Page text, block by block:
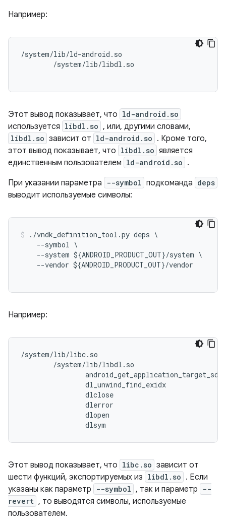
Например:
/system/lib/ld-android.so
        /system/lib/libdl.so
Этот вывод показывает, что ld-android.so
используется libdl.so , или, другими словами,
libdl.so зависит от ld-android.so . Кроме того,
этот вывод показывает, что libdl.so является
единственным пользователем ld-android.so .
При указании параметра
--symbol подкоманда deps
выводит используемые символы:
./vndk_definition_tool .py deps \
--symbol
--system ${ANDROID_PRODUCT_OUT}/system
--vendor ${ANDROID_PRODUCT_OUT}/vendor
Например:
/system/lib/libc.so
        /system/lib/libdl.so
                dl_unwind_find_exidx
                dlclose
                dlerror
                dlopen
                dlsym
Этот вывод показывает, что libc.so зависит от
шести функций, экспортируемых из libdl.so . Если
указаны как параметр
--symbol , так и параметр
--
revert , то выводятся символы, используемые
пользователем.